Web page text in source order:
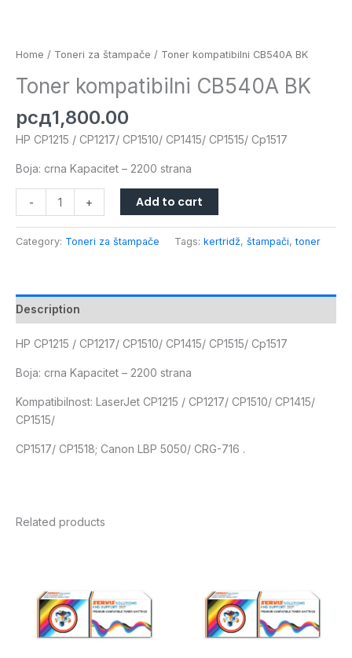
Home / Toneri za štampače / Toner kompatibilni CB540A BK
Toner kompatibilni CB540A BK
рсд1,800.00
HP CP1215 / CP1217/ CP1510/ CP1415/ CP1515/ Cp1517
Boja: crna Kapacitet – 2200 strana
- + Add to cart
Category: Toneri za štampače Tags: kertridž, štampači,toner
Description
HP CP1215 / CP1217/ CP1510/ CP1415/ CP1515/ Cp1517
Boja: crna Kapacitet – 2200 strana
Kompatibilnost: LaserJet CP1215 / CP1217/ CP1510/ CP1415/
CP1515/
CP1517/ CP1518; Canon LBP 5050/ CRG-716 .
Related products